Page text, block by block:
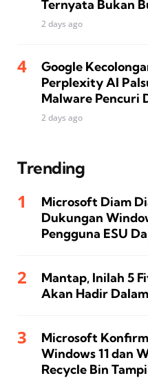
Ternyata Bukan
2 days ago
Google
Perplexity AI
Malware Pencuri
2 days ago
Trending
Microsoft Diam
Dukungan
Pengguna ESU
Mantap, Inilah 5
Akan Hadir
Microsoft
Windows 11 dan
Recycle Bin